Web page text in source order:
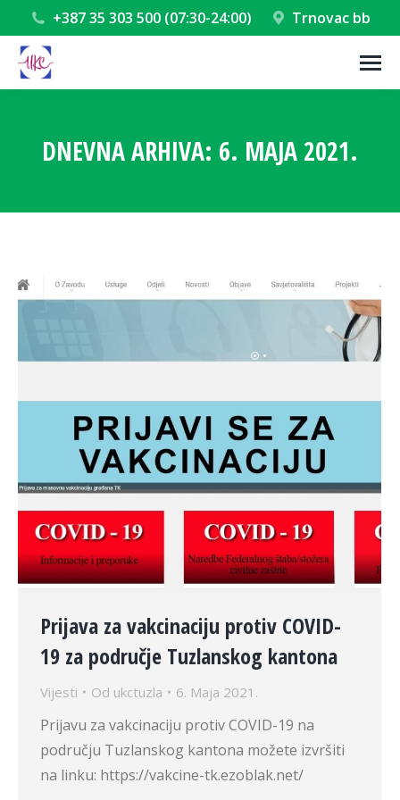
+387 35 303 500 (07:30-24:00) Trnovac bb
DNEVNA ARHIVA: 6. MAJA 2021.
Prijava za vakcinaciju protiv COVID-
19 za područje Tuzlanskog kantona
Vijesti Od ukctuzla 6. Maja 2021.
Prijavu za vakcinaciju protiv COVID-19 na
području Tuzlanskog kantona možete izvršiti
na linku: https://vakcine-tk.ezoblak.net/